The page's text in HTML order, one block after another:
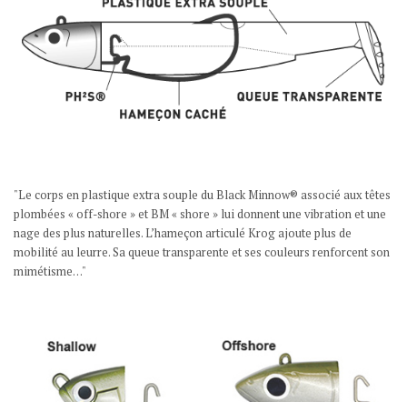
"Le corps en plastique extra souple du Black Minnow® associé aux têtes
plombées « off-shore » et BM « shore » lui donnent une vibration et une
nage des plus naturelles. L’hameçon articulé Krog ajoute plus de
mobilité au leurre. Sa queue transparente et ses couleurs renforcent son
mimétisme…"